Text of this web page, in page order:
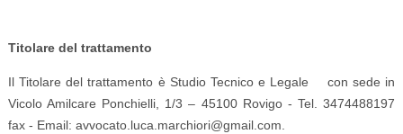
Titolare del trattamento
Il Titolare del trattamento è Studio Tecnico e Legale con sede in
Vicolo Amilcare Ponchielli, 1/3 – 45100 Rovigo - Tel. 3474488197
fax - Email: avvocato.luca.marchiori@gmail.com.